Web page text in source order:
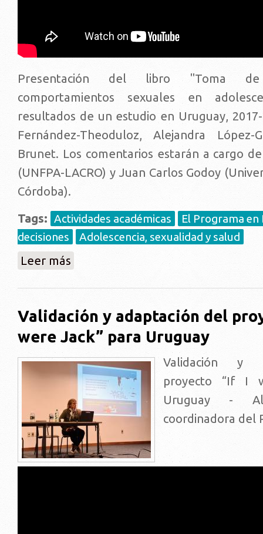
Presentación del libro "Toma
comportamientos sexuales en
resultados de un estudio en Uruguay,
Fernández-Theoduloz, Alejandra
Brunet. Los comentarios estarán a cargo
(UNFPA-LACRO) y Juan Carlos Godoy
Córdoba).
Tags: Actividades académicas
El Programa en
decisiones
Adolescencia, sexualidad y salud
Leer más
Validación y adaptación del
were Jack” para Uruguay
Validación y
proyecto “If I
Uruguay -
coordinadora del